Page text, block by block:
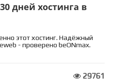
дней хостинга в
этот хостинг. Надёжный
- проверено beONmax.
29761